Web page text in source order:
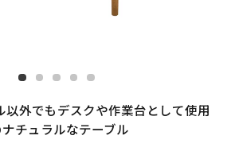
以外でもデスクや作業台として使用
チュラルなテーブル